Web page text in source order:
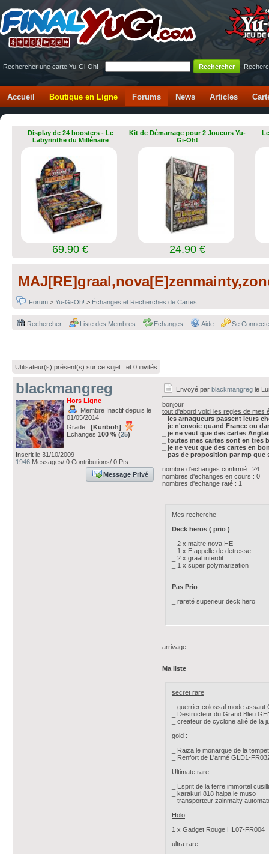
Rechercher une carte Yu-Gi-Oh! :
Accueil Boutique en Ligne Forums News Articles
Display de 24 boosters - Le
Labyrinthe du Millénaire
69.90 €
Kit de Démarrage pour 2 Joueurs Yu-
Gi-Oh!
24.90 €
Forum > Yu-Gi-Oh! > Échanges et Recherches de Cartes
Rechercher Liste des Membres Echanges Aide Se
Utilisateur(s) présent(s) sur ce sujet : et 0 invités
blackmangreg
Hors Ligne
Membre Inactif depuis le
01/05/2014
Grade : [Kuriboh]
Echanges 100 % (25)
Inscrit le 31/10/2009
1946 Messages/ 0 Contributions/ 0 Pts
Message Privé
Envoyé par blackmangreg le
bonjour
tout d'abord voici les regles de mes
_ les arnaqueurs passent leurs
_ je n'envoie quand France ou
_ je ne veut que des cartes
_ toutes mes cartes sont en très
_ je ne veut que des cartes en
_ pas de proposition par mp
nombre d'echanges confirmé : 24
nombres d'echanges en cours : 0
nombres d'echange raté : 1
Mes recherche
Deck heros ( prio )
_ 2 x maitre nova HE
_ 1 x E appelle de detresse
_ 2 x graal interdit
_ 1 x super polymarization
Pas Prio
_ rareté superieur deck hero
arrivage :
Ma liste
secret rare
_ guerrier colossal mode assaut
_ Destructeur du Grand Bleu
_ createur de cyclone allié de la
gold :
_ Raiza le monarque de la
_ Renfort de L'armé GLD1-
Ultimate rare
_ Esprit de la terre immortel
_ karakuri 818 haipa le muso
_ transporteur zainmaity
Holo
1 x Gadget Rouge HL07-FR004
ultra rare